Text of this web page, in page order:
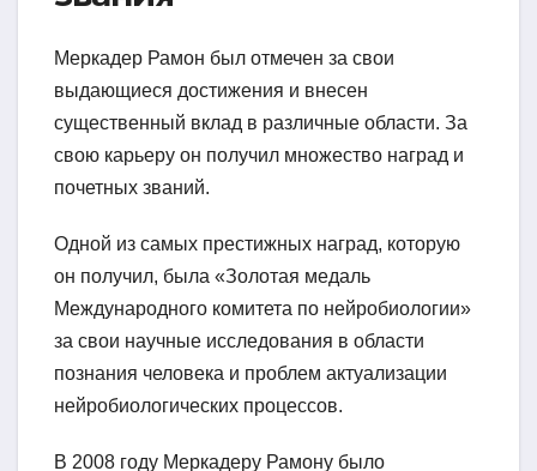
Меркадер Рамон был отмечен за свои
выдающиеся достижения и внесен
существенный вклад в различные области. За
свою карьеру он получил множество наград и
почетных званий.
Одной из самых престижных наград, которую
он получил, была «Золотая медаль
Международного комитета по нейробиологии»
за свои научные исследования в области
познания человека и проблем актуализации
нейробиологических процессов.
В 2008 году Меркадеру Рамону было